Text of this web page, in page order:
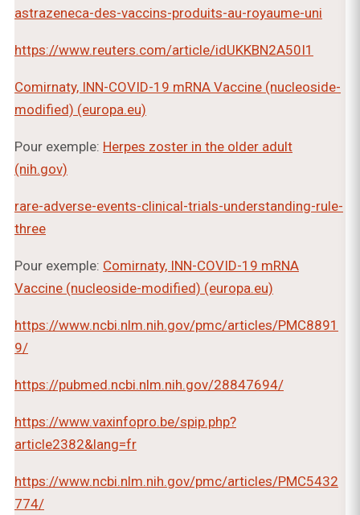
astrazeneca-des-vaccins-produits-au-royaume-uni
https://www.reuters.com/article/idUKKBN2A50I1
Comirnaty, INN-COVID-19 mRNA Vaccine (nucleoside-
modified) (europa.eu)
Pour exemple: Herpes zoster in the older adult
(nih.gov)
rare-adverse-events-clinical-trials-understanding-rule-
three
Pour exemple: Comirnaty, INN-COVID-19 mRNA
Vaccine (nucleoside-modified) (europa.eu)
https://www.ncbi.nlm.nih.gov/pmc/articles/PMC8891
9/
https://pubmed.ncbi.nlm.nih.gov/28847694/
https://www.vaxinfopro.be/spip.php?
article2382&lang=fr
https://www.ncbi.nlm.nih.gov/pmc/articles/PMC5432
774/